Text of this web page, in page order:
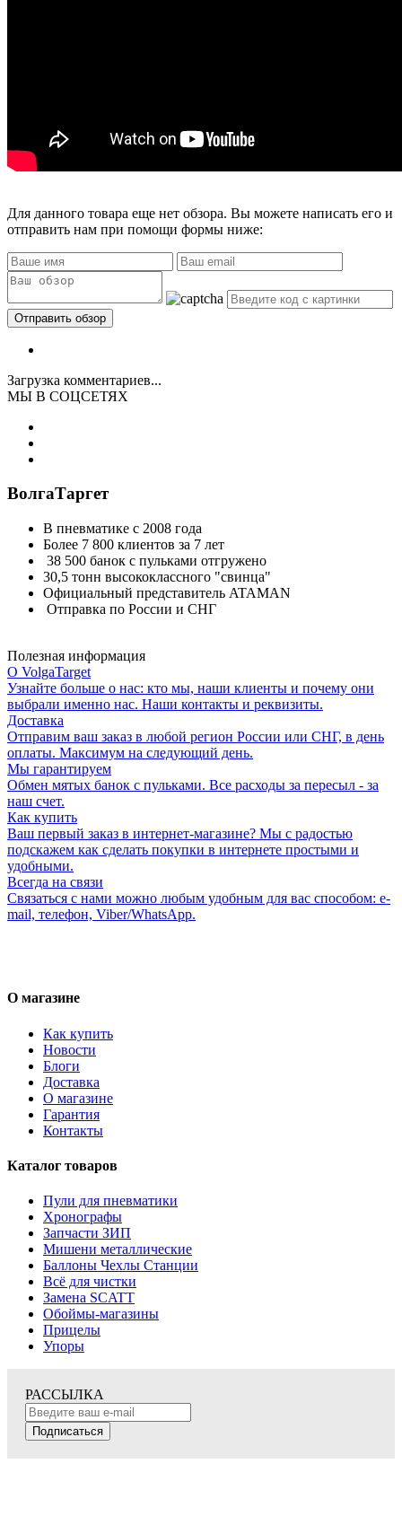
Для данного товара еще нет обзора. Вы можете написать его и
отправить нам при помощи формы ниже:
Загрузка комментариев...
МЫ В СОЦСЕТЯХ
ВолгаТаргет
В пневматике с 2008 года
Более 7 800 клиентов за 7 лет
38 500 банок с пульками отгружено
30,5 тонн высококлассного "свинца"
Официальный представитель ATAMAN
Отправка по России и СНГ
Полезная информация
О VolgaTarget
Узнайте больше о нас: кто мы, наши клиенты и почему они
выбрали именно нас. Наши контакты и реквизиты.
Доставка
Отправим ваш заказ в любой регион России или СНГ, в день
оплаты. Максимум на следующий день.
Мы гарантируем
Обмен мятых банок с пульками. Все расходы за пересыл - за
наш счет.
Как купить
Ваш первый заказ в интернет-магазине? Мы с радостью
подскажем как сделать покупки в интернете простыми и
удобными.
Всегда на связи
Связаться с нами можно любым удобным для вас способом: e-
mail, телефон, Viber/WhatsApp.
О магазине
Как купить
Новости
Блоги
Доставка
О магазине
Гарантия
Контакты
Каталог товаров
Пули для пневматики
Хронографы
Запчасти ЗИП
Мишени металлические
Баллоны Чехлы Станции
Всё для чистки
Замена SCATT
Обоймы-магазины
Прицелы
Упоры
РАССЫЛКА
Подписаться